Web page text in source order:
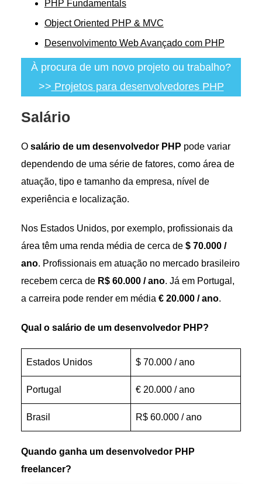
PHP Fundamentals
Object Oriented PHP & MVC
Desenvolvimento Web Avançado com PHP
À procura de um novo projeto ou trabalho?
>> Projetos para desenvolvedores PHP
Salário
O salário de um desenvolvedor PHP pode variar
dependendo de uma série de fatores, como área de
atuação, tipo e tamanho da empresa, nível de
experiência e localização.
Nos Estados Unidos, por exemplo, profissionais da
área têm uma renda média de cerca de $ 70.000 /
ano. Profissionais em atuação no mercado brasileiro
recebem cerca de R$ 60.000 / ano. Já em Portugal,
a carreira pode render em média € 20.000 / ano.
Qual o salário de um desenvolvedor PHP?
Estados Unidos $ 70.000 / ano
Portugal € 20.000 / ano
Brasil R$ 60.000 / ano
Quando ganha um desenvolvedor PHP
freelancer?